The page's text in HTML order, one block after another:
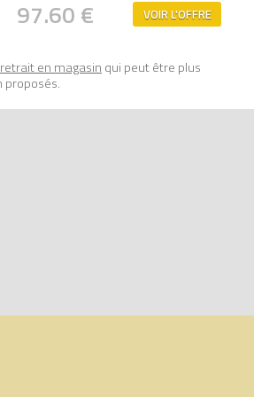
97.60 € VOIR L'OFFRE
retrait en magasin qui peut être plus